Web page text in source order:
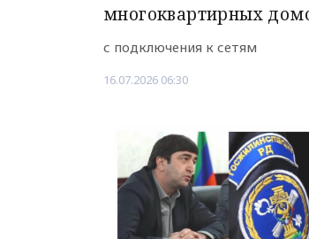
многоквартирных
с подключения к сетям
16.07.2026 06:30